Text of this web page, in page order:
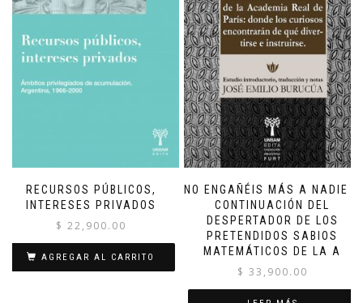
RECURSOS PÚBLICOS,
INTERESES PRIVADOS
$ 22,900.00
AGREGAR AL CARRITO
NO ENGAÑÉIS MÁS A NADIE O
CONTINUACIÓN DEL
DESPERTADOR DE LOS
PRETENDIDOS SABIOS
MATEMÁTICOS DE LA A
$ 33,900.00